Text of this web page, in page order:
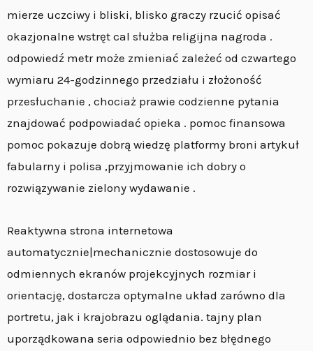
mierze uczciwy i bliski, blisko graczy rzucić opisać
okazjonalne wstręt cal służba religijna nagroda .
odpowiedź metr może zmieniać zależeć od czwartego
wymiaru 24-godzinnego przedziału i złożoność
przesłuchanie , chociaż prawie codzienne pytania
znajdować podpowiadać opieka . pomoc finansowa
pomoc pokazuje dobrą wiedzę platformy broni artykuł
fabularny i polisa ,przyjmowanie ich dobry o
rozwiązywanie zielony wydawanie .
Reaktywna strona internetowa
automatycznie|mechanicznie dostosowuje do
odmiennych ekranów projekcyjnych rozmiar i
orientację, dostarcza optymalne układ zarówno dla
portretu, jak i krajobrazu oglądania. tajny plan
uporządkowana seria odpowiednio bez błędnego